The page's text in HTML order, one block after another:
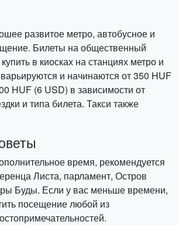
развитое метро, автобусное и
Билеты на общественный
в киосках на станциях метро и
и начинаются от 350 HUF
HUF (6 USD) в зависимости от
и типа билета. Такси также
время, рекомендуется
Листа, парламент, Остров
Буды. Если у вас меньше времени,
посещение любой из